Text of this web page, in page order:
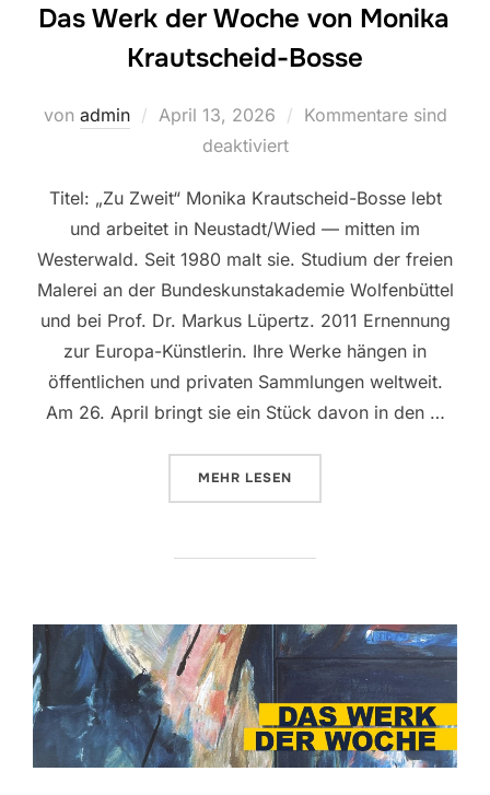
Das Werk der Woche von Monika
Krautscheid-Bosse
von admin
Veröffentlicht
April 13, 2026
Kommentare sind
deaktiviert
Titel: „Zu Zweit“ Monika Krautscheid-Bosse lebt
und arbeitet in Neustadt/Wied — mitten im
Westerwald. Seit 1980 malt sie. Studium der freien
Malerei an der Bundeskunstakademie Wolfenbüttel
und bei Prof. Dr. Markus Lüpertz. 2011 Ernennung
zur Europa-Künstlerin. Ihre Werke hängen in
öffentlichen und privaten Sammlungen weltweit.
Am 26. April bringt sie ein Stück davon in den …
MEHR ÜBER „DAS WERK DER WOCHE
LESEN